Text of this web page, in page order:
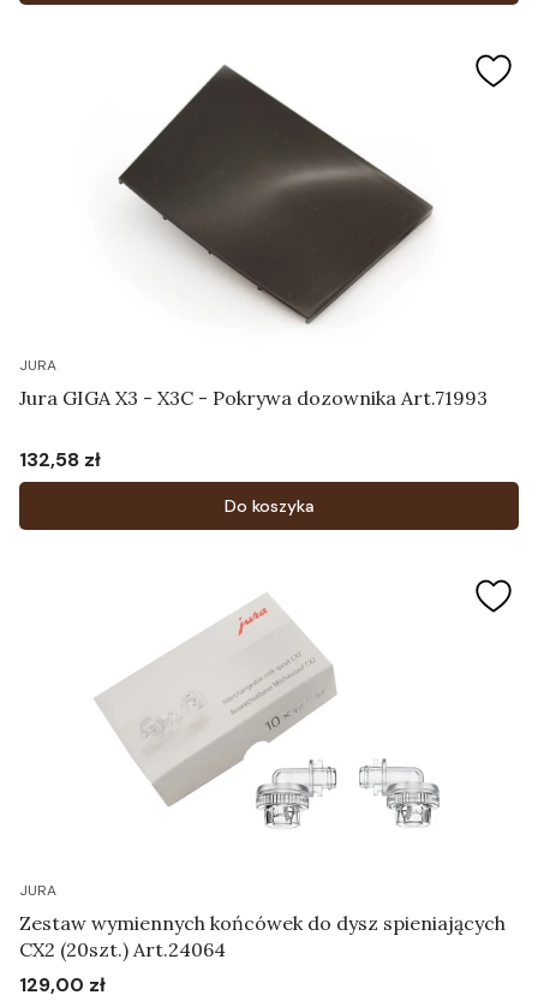
JURA
Jura GIGA X3 - X3C - Pokrywa dozownika Art.71993
Cena
132,58 zł
Do koszyka
JURA
Zestaw wymiennych końcówek do dysz spieniających
CX2 (20szt.) Art.24064
Cena
129,00 zł